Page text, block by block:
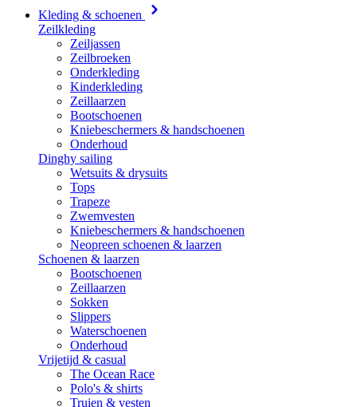
Kleding & schoenen
Zeilkleding
Zeiljassen
Zeilbroeken
Onderkleding
Kinderkleding
Zeillaarzen
Bootschoenen
Kniebeschermers & handschoenen
Onderhoud
Dinghy sailing
Wetsuits & drysuits
Tops
Trapeze
Zwemvesten
Kniebeschermers & handschoenen
Neopreen schoenen & laarzen
Schoenen & laarzen
Bootschoenen
Zeillaarzen
Sokken
Slippers
Waterschoenen
Onderhoud
Vrijetijd & casual
The Ocean Race
Polo's & shirts
Truien & vesten